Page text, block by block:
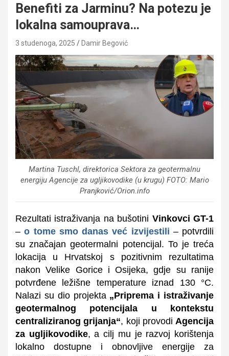
Benefiti za Jarminu? Na potezu je
lokalna samouprava…
3 studenoga, 2025 Damir Begović
Martina Tuschl, direktorica Sektora za geotermalnu
energiju Agencije za ugljikovodike (u krugu) FOTO: Mario
Pranjković/Orion.info
Rezultati istraživanja na bušotini Vinkovci GT-1
–o tome smo danas već izvijestili – potvrdili
su značajan geotermalni potencijal. To je treća
lokacija u Hrvatskoj s pozitivnim rezultatima
nakon Velike Gorice i Osijeka, gdje su ranije
potvrđene ležišne temperature iznad 130 °C.
Nalazi su dio projekta „Priprema i istraživanje
geotermalnog potencijala u kontekstu
centraliziranog grijanja“, koji provodi Agencija
za ugljikovodike, a cilj mu je razvoj korištenja
lokalno dostupne i obnovljive energije za